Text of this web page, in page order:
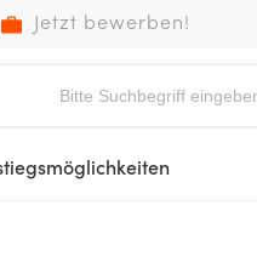
Jetzt bewerben!